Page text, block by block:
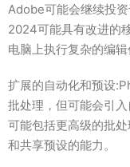
Adobe可能会继续投
2024可能具有改进的
电脑上执行复杂的编辑
扩展的自动化和预设
批处理，但可能会引
可能包括更高级的批
和共享预设的能力。